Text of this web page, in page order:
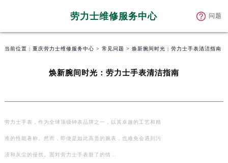
劳力士维修服务中心 问题
当前位置： 重庆劳力士维修服务中心 > 常见问题 > 焕新腕间时光：劳力士手表清洁指南
焕新腕间时光：劳力士手表清洁指南
劳力士手表，作为全球顶级钟表品牌之一，以其卓越的工艺和精
准的性能著称。然而，即便是如此高贵的腕表，也难免会遇到污
渍和灰尘的侵扰。面对劳力士手表脏了的情…